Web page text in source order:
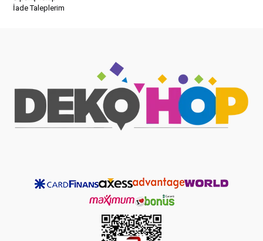
İade Taleplerim